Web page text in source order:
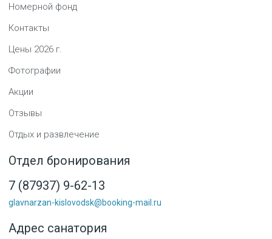
Номерной фонд
Контакты
Цены 2026 г.
Фотографии
Акции
Отзывы
Отдых и развлечение
Отдел бронирования
7 (87937) 9-62-13
glavnarzan-kislovodsk@booking-mail.ru
Адрес санатория